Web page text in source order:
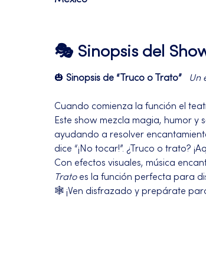
🎭 Sinopsis del
🎃 Sinopsis de “Truco o Trato” Un
Cuando comienza la función el
Este show mezcla magia, humor y
ayudando a resolver
dice “¡No tocar!”. ¿Truco o trato?
Con efectos visuales, música
Trato es la función perfecta para
🕸️ ¡Ven disfrazado y prepárate